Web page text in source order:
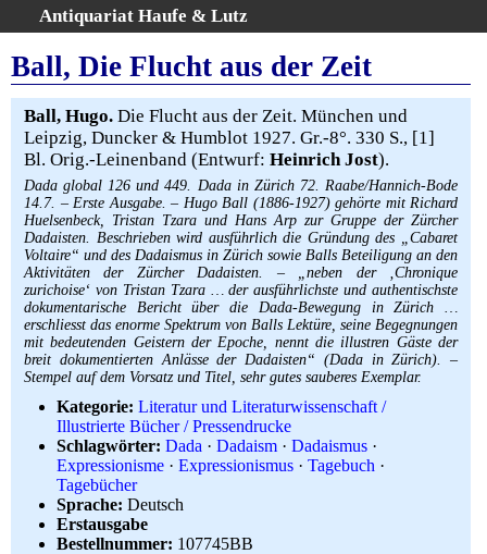
Antiquariat Haufe & Lutz
Home
Gesamtbestand
Erweiterte Suche
Kategorien
Schlagwörter
Warenkorb
AGB
Widerruf
Über uns
Aktuelle Kataloge
Kontakt
Ankauf
Impressum
Ball, Die Flucht aus der Zeit
Ball, Hugo. Die Flucht aus der Zeit. München und
Leipzig, Duncker & Humblot 1927. Gr.-8°. 330 S., [1]
Bl. Orig.-Leinenband (Entwurf: Heinrich Jost).
Dada global 126 und 449. Dada in Zürich 72. Raabe/Hannich-Bode
14.7. – Erste Ausgabe. – Hugo Ball (1886-1927) gehörte mit Richard
Huelsenbeck, Tristan Tzara und Hans Arp zur Gruppe der Zürcher
Dadaisten. Beschrieben wird ausführlich die Gründung des „Cabaret
Voltaire“ und des Dadaismus in Zürich sowie Balls Beteiligung an den
Aktivitäten der Zürcher Dadaisten. – „neben der ‚Chronique
zurichoise‘ von Tristan Tzara … der ausführlichste und authentischste
dokumentarische Bericht über die Dada-Bewegung in Zürich …
erschliesst das enorme Spektrum von Balls Lektüre, seine Begegnungen
mit bedeutenden Geistern der Epoche, nennt die illustren Gäste der
breit dokumentierten Anlässe der Dadaisten“ (Dada in Zürich). –
Stempel auf dem Vorsatz und Titel, sehr gutes sauberes Exemplar.
Kategorie: Literatur und Literaturwissenschaft /
Illustrierte Bücher / Pressendrucke
Schlagwörter: Dada · Dadaism · Dadaismus ·
Expressionisme · Expressionismus · Tagebuch ·
Tagebücher
Sprache: Deutsch
Erstausgabe
Bestellnummer: 107745BB